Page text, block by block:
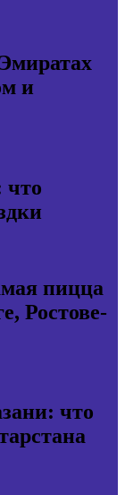
и
что
пицца
Ростове-
что